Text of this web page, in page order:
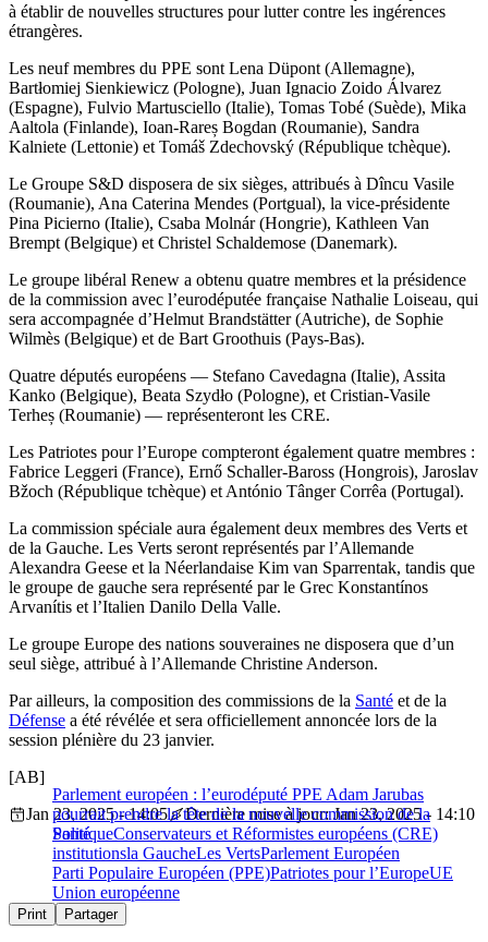
à établir de nouvelles structures pour lutter contre les ingérences
étrangères.
Les neuf membres du PPE sont Lena Düpont (Allemagne),
Bartłomiej Sienkiewicz (Pologne), Juan Ignacio Zoido Álvarez
(Espagne), Fulvio Martusciello (Italie), Tomas Tobé (Suède), Mika
Aaltola (Finlande), Ioan-Rareș Bogdan (Roumanie), Sandra
Kalniete (Lettonie) et Tomáš Zdechovský (République tchèque).
Le Groupe S&D disposera de six sièges, attribués à Dîncu Vasile
(Roumanie), Ana Caterina Mendes (Portgual), la vice-présidente
Pina Picierno (Italie), Csaba Molnár (Hongrie), Kathleen Van
Brempt (Belgique) et Christel Schaldemose (Danemark).
Le groupe libéral Renew a obtenu quatre membres et la présidence
de la commission avec l’eurodéputée française Nathalie Loiseau, qui
sera accompagnée d’Helmut Brandstätter (Autriche), de Sophie
Wilmès (Belgique) et de Bart Groothuis (Pays-Bas).
Quatre députés européens — Stefano Cavedagna (Italie), Assita
Kanko (Belgique), Beata Szydło (Pologne), et Cristian-Vasile
Terheș (Roumanie) — représenteront les CRE.
Les Patriotes pour l’Europe compteront également quatre membres :
Fabrice Leggeri (France), Ernő Schaller-Baross (Hongrois), Jaroslav
Bžoch (République tchèque) et António Tânger Corrêa (Portugal).
La commission spéciale aura également deux membres des Verts et
de la Gauche. Les Verts seront représentés par l’Allemande
Alexandra Geese et la Néerlandaise Kim van Sparrentak, tandis que
le groupe de gauche sera représenté par le Grec Konstantínos
Arvanítis et l’Italien Danilo Della Valle.
Le groupe Europe des nations souveraines ne disposera que d’un
seul siège, attribué à l’Allemande Christine Anderson.
Par ailleurs, la composition des commissions de la Santé et de la
Défense a été révélée et sera officiellement annoncée lors de la
session plénière du 23 janvier.
Parlement européen : l’eurodéputé PPE Adam Jarubas
pourrait prendre la tête de la nouvelle commission de la
Santé
[AB]
Jan 23, 2025 - 14:05
Dernière mise à jour: Jan 23, 2025 - 14:10
PolitiqueConservateurs et Réformistes européens (CRE)
institutionsla GaucheLes VertsParlement Européen
Parti Populaire Européen (PPE)Patriotes pour l’EuropeUE
Union européenne
Print Partager